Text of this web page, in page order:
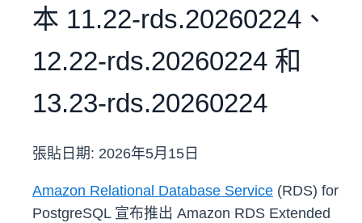
本 11.22-rds.20260224、
12.22-rds.20260224 和
13.23-rds.20260224
張貼日期: 2026年5月15日
Amazon Relational Database Service (RDS) for
PostgreSQL 宣布推出 Amazon RDS Extended